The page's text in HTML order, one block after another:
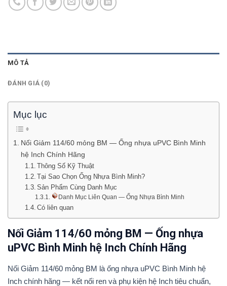
MÔ TẢ
ĐÁNH GIÁ (0)
Mục lục
Nối Giảm 114/60 mỏng BM — Ống nhựa uPVC Bình Minh
hệ Inch Chính Hãng
Thông Số Kỹ Thuật
Tại Sao Chọn Ống Nhựa Bình Minh?
Sản Phẩm Cùng Danh Mục
Danh Mục Liên Quan — Ống Nhựa Bình Minh
Có liên quan
Nối Giảm 114/60 mỏng BM — Ống nhựa
uPVC Bình Minh hệ Inch Chính Hãng
Nối Giảm 114/60 mỏng BM là ống nhựa uPVC Bình Minh hệ
Inch chính hãng — kết nối ren và phụ kiện hệ Inch tiêu chuẩn,